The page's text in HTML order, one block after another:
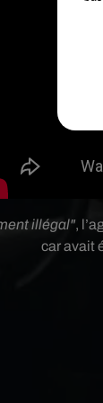
illégal",
car avait